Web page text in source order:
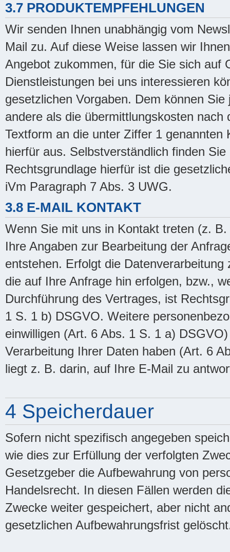
3.7 PRODUKTEMPFEHLUNGEN
Wir senden Ihnen unabhängig vom
Mail zu. Auf diese Weise lassen wir
Angebot zukommen, für die Sie sich auf
Dienstleistungen bei uns interessieren
gesetzlichen Vorgaben. Dem können
andere als die übermittlungskosten
Textform an die unter Ziffer 1
hierfür aus. Selbstverständlich finden
Rechtsgrundlage hierfür ist die
iVm Paragraph 7 Abs. 3 UWG.
3.8 E-MAIL KONTAKT
Wenn Sie mit uns in Kontakt treten (z.
Ihre Angaben zur Bearbeitung der
entstehen. Erfolgt die
die auf Ihre Anfrage hin erfolgen, bzw.,
Durchführung des Vertrages, ist
1 S. 1 b) DSGVO. Weitere
einwilligen (Art. 6 Abs. 1 S. 1 a)
Verarbeitung Ihrer Daten haben (Art. 6
liegt z. B. darin, auf Ihre E-Mail zu
4 Speicherdauer
Sofern nicht spezifisch angegeben
wie dies zur Erfüllung der verfolgten
Gesetzgeber die Aufbewahrung von
Handelsrecht. In diesen Fällen werden
Zwecke weiter gespeichert, aber nicht
gesetzlichen Aufbewahrungsfrist